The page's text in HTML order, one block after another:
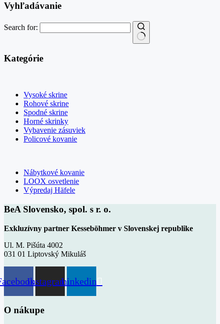
Vyhľadávanie
Search for:
Kategórie
Vysoké skrine
Rohové skrine
Spodné skrine
Horné skrinky
Vybavenie zásuviek
Policové kovanie
Nábytkové kovanie
LOOX osvetlenie
Výpredaj Häfele
BeA Slovensko, spol. s r. o.
Exkluzívny partner Kesseböhmer v Slovenskej republike
Ul. M. Pišúta 4002
031 01 Liptovský Mikuláš
InstagramLinkedin
O nákupe